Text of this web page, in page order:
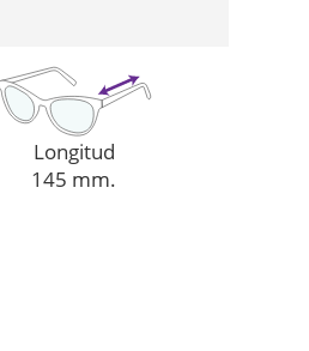
Longitud
145 mm.